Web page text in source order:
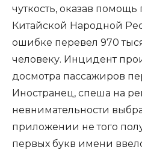
чуткость, оказав
Китайской Народной
ошибке перевел 970
человеку. Инцидент
досмотра пассажиров
Иностранец, спеша на
невнимательности
приложении не того
первых букв имени